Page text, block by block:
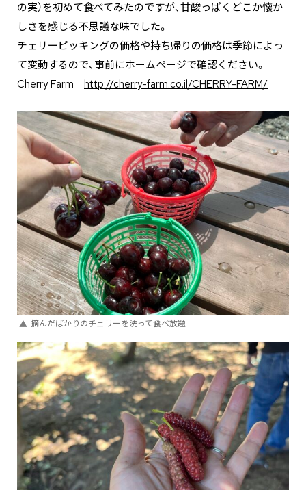
の実）を初めて食べてみたのですが、甘酸っぱくどこか懐か
しさを感じる不思議な味でした。
チェリーピッキングの価格や持ち帰りの価格は季節によっ
て変動するので、事前にホームページで確認ください。
Cherry Farm http://cherry-farm.co.il/CHERRY-FARM/
摘んだばかりのチェリーを洗って食べ放題